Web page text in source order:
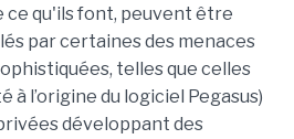
ce qu'ils font, peuvent être
par certaines des menaces
telles que celles
à l’origine du logiciel Pegasus)
développant des